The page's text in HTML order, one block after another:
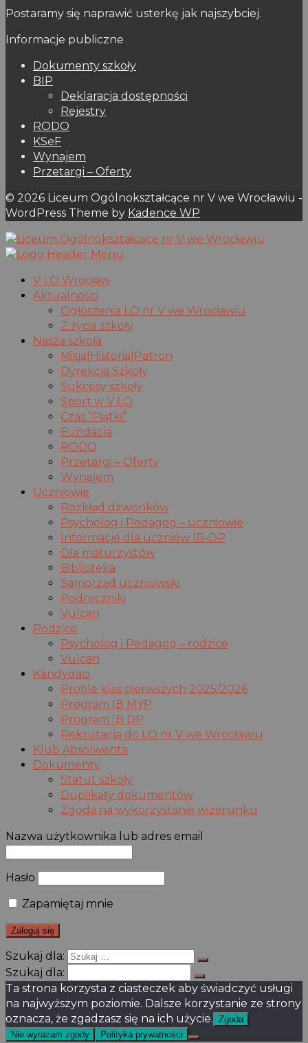
Postaramy się naprawić usterkę jak najszybciej.
Informacje publiczne
Dokumenty szkoły
BIP
Deklaracja dostępności
Rejestry
RODO
KSeF
Wynajem
Przetargi – Oferty
© 2026 Liceum Ogólnokształcące nr V we Wrocławiu -
WordPress Theme by Kadence WP
V LO Wrocław
Aktualności
Ogłoszenia LO nr V we Wrocławiu
Z życia szkoły
Nasza szkoła
Misja|Historia|Patron
Dyrekcja Szkoły
Sukcesy szkoły
Sport w V LO
Czas “Piątki”
Fundacja
RODO
Przetargi – Oferty
Wynajem
Uczniowie
Rozkład dzwonków
Psycholog i Pedagog – uczniowie
Informacje dla uczniów IB-DP
Dla maturzystów
Biblioteka
Samorząd uczniowski
Podręczniki
Vulcan
Rodzice
Psycholog i Pedagog – rodzice
Vulcan
Kandydaci
Profile klas pierwszych 2025/2026
Program IB MYP
Program IB DP
Rekrutacja do LO nr V we Wrocławiu
Klub Absolwenta
Dokumenty
Statut szkoły
Duplikaty dokumentów
Zgoda na wykorzystanie wizerunku
Nazwa użytkownika lub adres email
Hasło
Zapamiętaj mnie
Szukaj dla:
Szukaj dla:
Ta strona korzysta z ciasteczek aby świadczyć usługi
na najwyższym poziomie. Dalsze korzystanie ze strony
oznacza, że zgadzasz się na ich użycie. Zgoda
Nie wyrażam zgody
Polityka prywatności